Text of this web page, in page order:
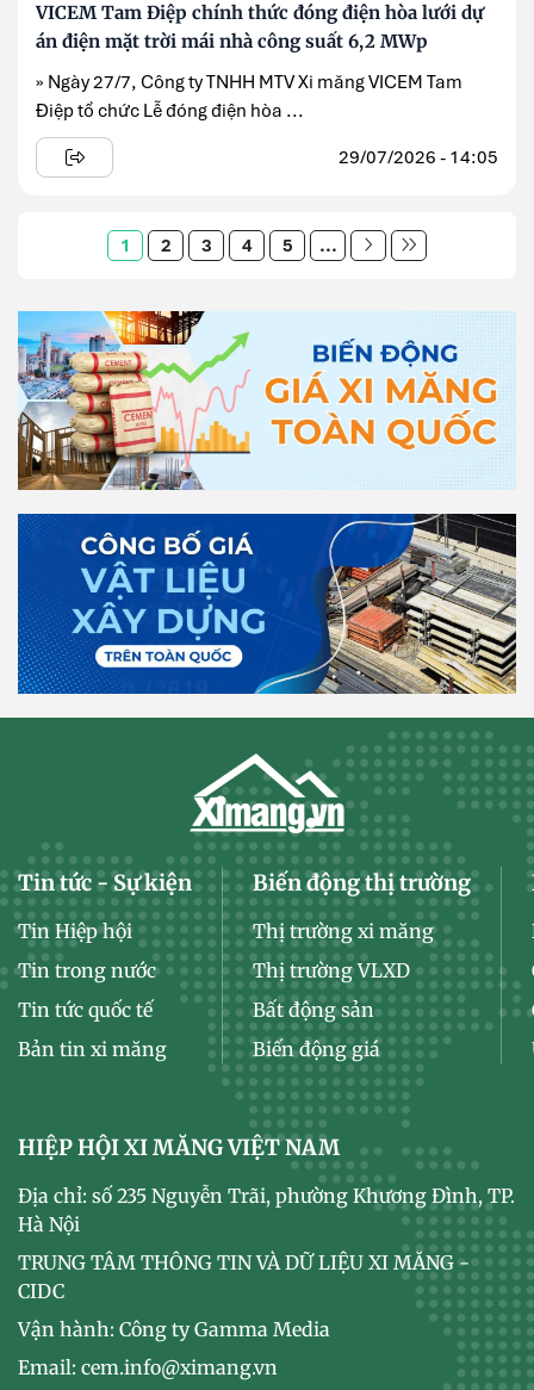
VICEM Tam Điệp chính thức đóng điện hòa lưới dự
án điện mặt trời mái nhà công suất 6,2 MWp
» Ngày 27/7, Công ty TNHH MTV Xi măng VICEM Tam
Điệp tổ chức Lễ đóng điện hòa ...
29/07/2026 - 14:05
1 2 3 4 5 ...
Tin tức - Sự kiện
Tin Hiệp hội
Tin trong nước
Tin tức quốc tế
Bản tin xi măng
Biến động thị trường
Thị trường xi măng
Thị trường VLXD
Bất động sản
Biến động giá
HIỆP HỘI XI MĂNG VIỆT NAM
Địa chỉ: số 235 Nguyễn Trãi, phường Khương Đình, TP.
Hà Nội
TRUNG TÂM THÔNG TIN VÀ DỮ LIỆU XI MĂNG -
CIDC
Vận hành: Công ty Gamma Media
Email: cem.info@ximang.vn